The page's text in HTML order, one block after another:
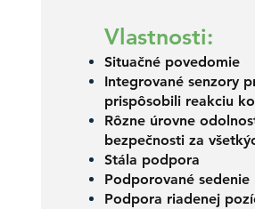
Vlastnosti:
Situačné povedomie
Integrované senzory
prispôsobili reakciu
Rôzne úrovne
bezpečnosti za
Stála podpora
Podporované sedenie
Podpora riadenej